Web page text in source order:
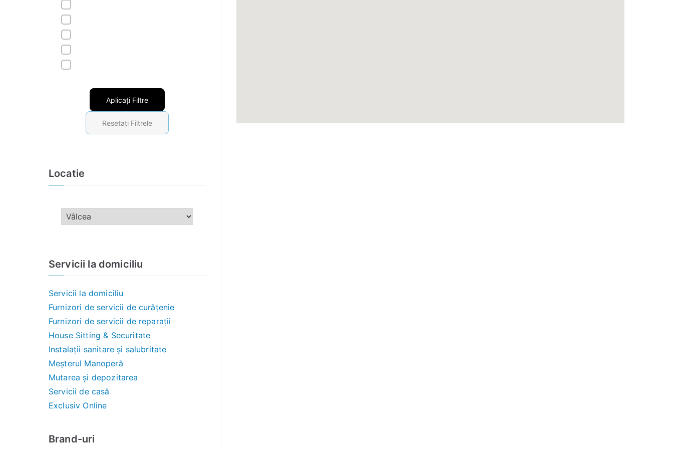
Aplicați Filtre
Resetați Filtrele
Locatie
Servicii la domiciliu
Servicii la domiciliu
Furnizori de servicii de curățenie
Furnizori de servicii de reparații
House Sitting & Securitate
Instalații sanitare și salubritate
Meșterul Manoperă
Mutarea și depozitarea
Servicii de casă
Exclusiv Online
Brand-uri